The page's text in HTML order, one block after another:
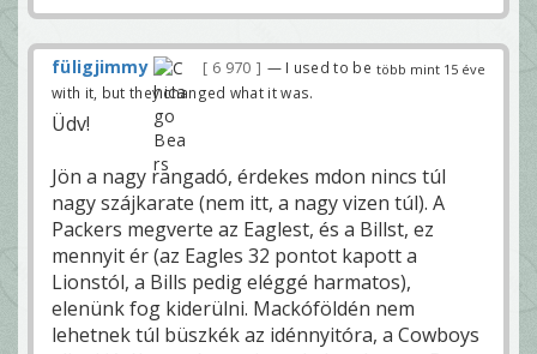
több mint 15 éve
füligjimmy 6 970
— I used to be
with it, but they changed what it was.
Üdv!
Jön a nagy rangadó, érdekes mdon nincs túl
nagy szájkarate (nem itt, a nagy vizen túl). A
Packers megverte az Eaglest, és a Billst, ez
mennyit ér (az Eagles 32 pontot kapott a
Lionstól, a Bills pedig eléggé harmatos),
elenünk fog kiderülni. Mackóföldén nem
lehetnek túl büszkék az idénnyitóra, a Cowboys